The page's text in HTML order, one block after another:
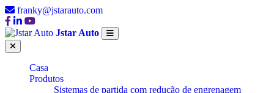
franky@jstarauto.com
Jstar Auto
Casa
Produtos
Sistemas de partida com redução de engrenagem